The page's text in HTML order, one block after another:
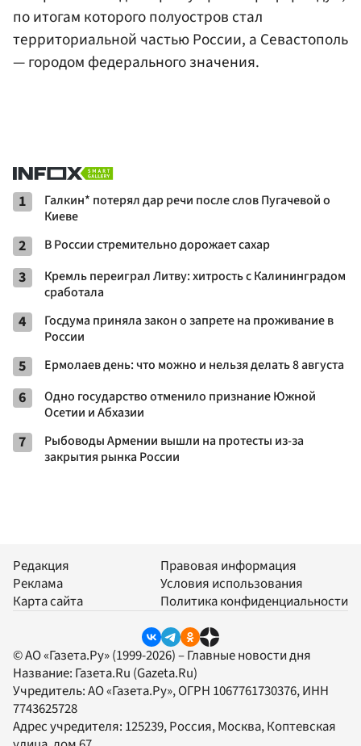
по итогам которого полуостров стал
территориальной частью России, а Севастополь
— городом федерального значения.
1
Галкин* потерял дар речи после слов Пугачевой о
Киеве
2 В России стремительно дорожает сахар
3
Кремль переиграл Литву: хитрость с Калининградом
сработала
4
Госдума приняла закон о запрете на проживание в
России
5 Ермолаев день: что можно и нельзя делать 8 августа
6
Одно государство отменило признание Южной
Осетии и Абхазии
7
Рыбоводы Армении вышли на протесты из-за
закрытия рынка России
Редакция
Реклама
Карта сайта
Правовая информация
Условия использования
Политика конфиденциальности
© АО «Газета.Ру» (1999-2026) – Главные новости дня
Название: Газета.Ru (Gazeta.Ru)
Учредитель:АО «Газета.Ру», ОГРН 1067761730376, ИНН
7743625728
Адрес учредителя: 125239, Россия, Москва, Коптевская